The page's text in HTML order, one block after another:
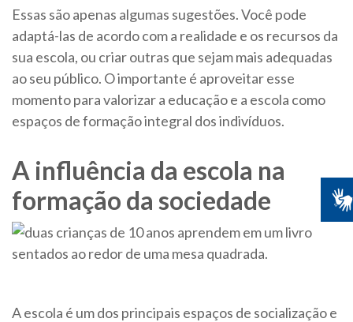
Essas são apenas algumas sugestões. Você pode
adaptá-las de acordo com a realidade e os recursos da
sua escola, ou criar outras que sejam mais adequadas
ao seu público. O importante é aproveitar esse
momento para valorizar a educação e a escola como
espaços de formação integral dos indivíduos.
A influência da escola na
formação da sociedade
A escola é um dos principais espaços de socialização e